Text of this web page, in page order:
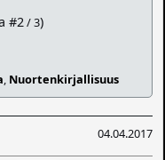
#2/ 3)
, Nuortenkirjallisuus
04.04.2017